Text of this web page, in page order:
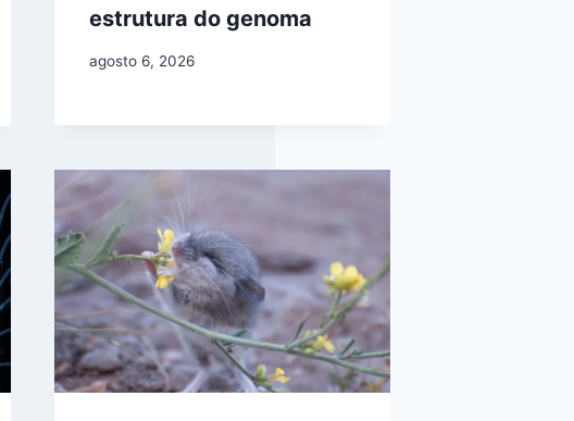
estrutura do genoma
agosto 6, 2026